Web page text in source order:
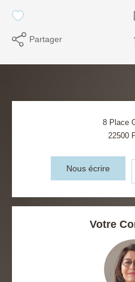
Partager
8 Place
22500
Nous écrire
Votre